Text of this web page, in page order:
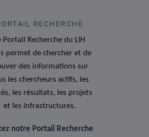
RECHERCHE
Portail Recherche du LIH
permet de chercher et de
des informations sur
les chercheurs actifs, les
les résultats, les projets
et les infrastructures.
notre Portail Recherche